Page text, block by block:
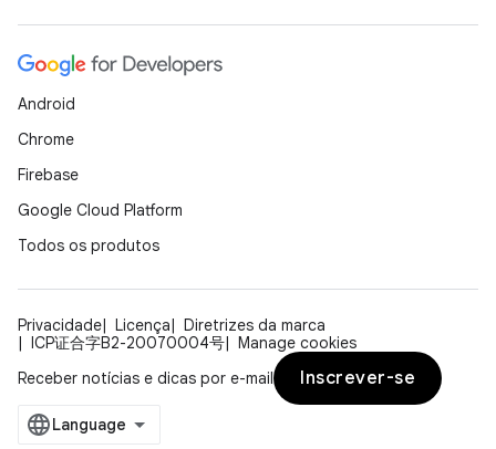
Android
Chrome
Firebase
Google Cloud Platform
Todos os produtos
Privacidade Licença
Diretrizes da marca
ICP证合字B2-20070004号
Manage cookies
Receber notícias e dicas por e-mail
Inscrever-se